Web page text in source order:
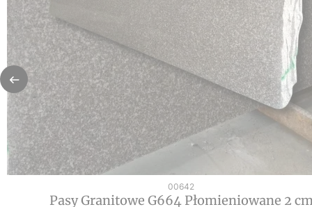
Kod produktu
00642
Pasy Granitowe G664 Płomieniowane 2